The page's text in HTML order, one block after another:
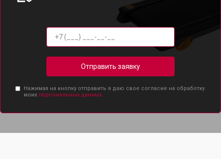
Отправить заявку
Нажимая на кнопку отправить я даю свое согласие на обработку
моих персональных данных.